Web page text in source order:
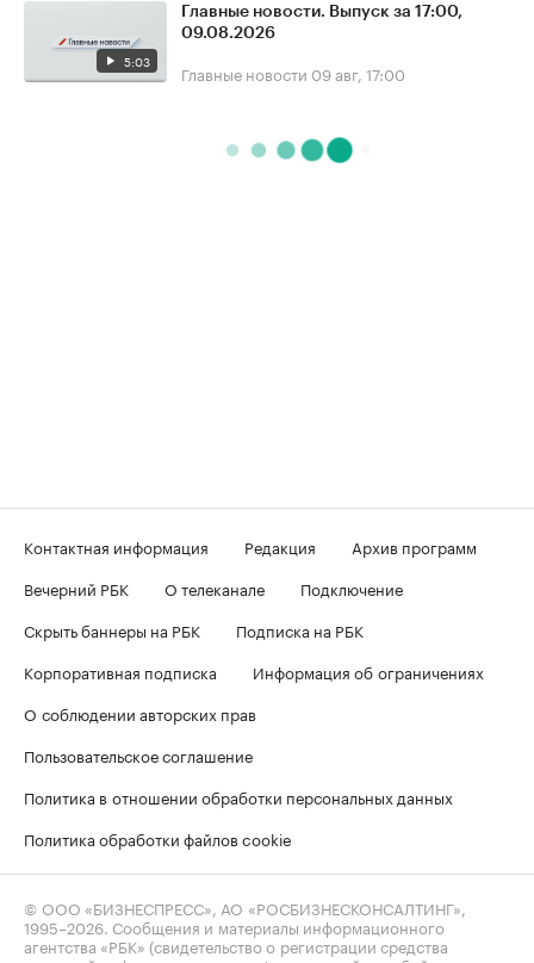
5:03
Главные новости. Выпуск за 17:00,
09.08.2026
Главные новости 09 авг, 17:00
Контактная информация Редакция
Архив программ
Вечерний РБК
О телеканале
Подключение
Скрыть баннеры на РБК
Подписка на РБК
Корпоративная подписка
Информация об ограничениях
О соблюдении авторских прав
Пользовательское соглашение
Политика в отношении обработки персональных данных
Политика обработки файлов cookie
© ООО «БИЗНЕСПРЕСС», АО «РОСБИЗНЕСКОНСАЛТИНГ»,
1995–2026 . Сообщения и материалы информационного
агентства «РБК» (свидетельство о регистрации средства